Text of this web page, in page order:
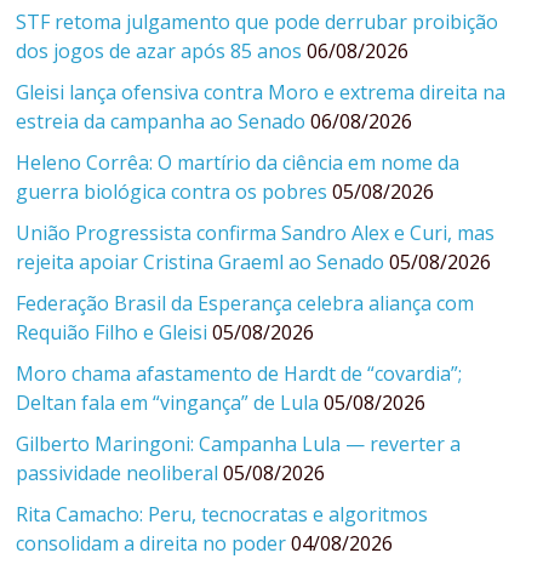
STF retoma julgamento que pode derrubar proibição
dos jogos de azar após 85 anos 06/08/2026
Gleisi lança ofensiva contra Moro e extrema direita na
estreia da campanha ao Senado 06/08/2026
Heleno Corrêa: O martírio da ciência em nome da
guerra biológica contra os pobres 05/08/2026
União Progressista confirma Sandro Alex e Curi, mas
rejeita apoiar Cristina Graeml ao Senado 05/08/2026
Federação Brasil da Esperança celebra aliança com
Requião Filho e Gleisi 05/08/2026
Moro chama afastamento de Hardt de “covardia”;
Deltan fala em “vingança” de Lula 05/08/2026
Gilberto Maringoni: Campanha Lula — reverter a
passividade neoliberal 05/08/2026
Rita Camacho: Peru, tecnocratas e algoritmos
consolidam a direita no poder 04/08/2026